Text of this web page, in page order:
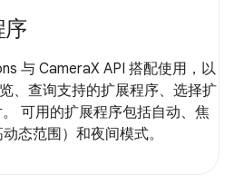
与 CameraX API 搭配使用，以
、查询支持的扩展程序、选择扩
可用的扩展程序包括自动、焦
态范围）和夜间模式。